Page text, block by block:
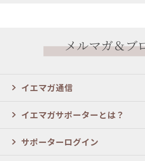
メルマガ＆ブ
イエマガ通信
イエマガサポーターとは？
サポーターログイン